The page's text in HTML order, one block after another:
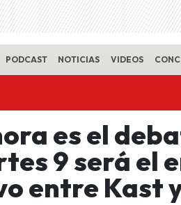
PODCAST NOTICIAS VIDEOS
es el
9 será el
entre Kast